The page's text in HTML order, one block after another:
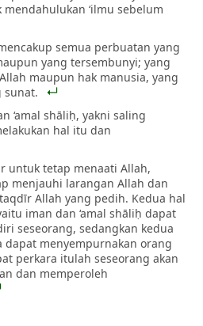
‘ilmu sebelum
semua perbuatan yang
yang tersembunyi; yang
maupun hak manusia, yang
sunat.
‘amal shāliḥ, yakni saling
hal itu dan
untuk tetap menaati Allah,
menjauhi larangan Allah dan
Allah yang pedih. Kedua hal
iman dan ‘amal shāliḥ dapat
seseorang, sedangkan kedua
dapat menyempurnakan orang
perkara itulah seseorang akan
dan memperoleh